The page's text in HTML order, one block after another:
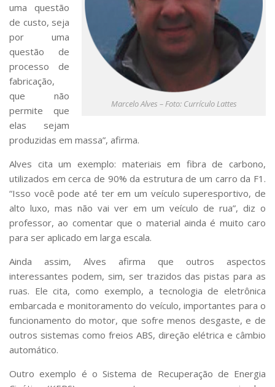
Marcelo Alves – Foto: Currículo Lattes
uma questão
de custo, seja
por uma
questão de
processo de
fabricação,
que não
permite que
elas sejam
produzidas em massa”, afirma.
Alves cita um exemplo: materiais em fibra de carbono,
utilizados em cerca de 90% da estrutura de um carro da F1.
“Isso você pode até ter em um veículo superesportivo, de
alto luxo, mas não vai ver em um veículo de rua”, diz o
professor, ao comentar que o material ainda é muito caro
para ser aplicado em larga escala.
Ainda assim, Alves afirma que outros aspectos
interessantes podem, sim, ser trazidos das pistas para as
ruas. Ele cita, como exemplo, a tecnologia de eletrônica
embarcada e monitoramento do veículo, importantes para o
funcionamento do motor, que sofre menos desgaste, e de
outros sistemas como freios ABS, direção elétrica e câmbio
automático.
Outro exemplo é o Sistema de Recuperação de Energia